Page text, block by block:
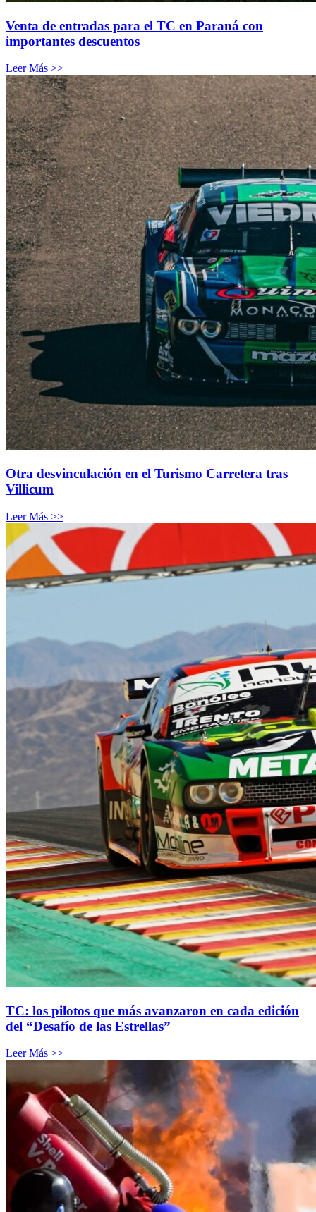
Venta de entradas para el TC en Paraná con
importantes descuentos
Leer Más >>
Otra desvinculación en el Turismo Carretera tras
Villicum
Leer Más >>
TC: los pilotos que más avanzaron en cada edición
del “Desafío de las Estrellas”
Leer Más >>